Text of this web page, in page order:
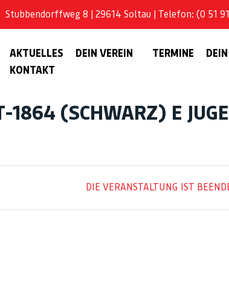
Stubbendorffweg 8 | 29614 Soltau | Telefon: (0 51
AKTUELLES DEIN VEREIN TERMINE
KONTAKT
1864 (SCHWARZ) E
DIE VERANSTALTUNG IST